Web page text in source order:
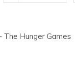
The Hunger Games